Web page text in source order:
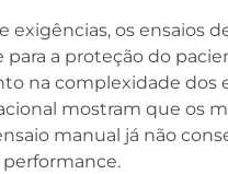
exigências, os ensaios
para a proteção do
na complexidade
mostram que os
manual já não